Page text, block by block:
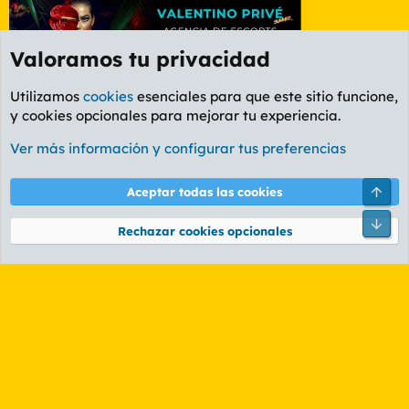
Foro General
Cookies
PL OLDSTYLE AMARILLO
Términos y reglas Política de privacidad Ayuda
Community platform by XenForo® © 2010-2026 XenForo Ltd.
Valoramos tu privacidad
Utilizamos cookies esenciales para que este sitio funcione,
y cookies opcionales para mejorar tu experiencia.
Ver más información y configurar tus preferencias
Aceptar todas las cookies
Rechazar cookies opcionales
Pie